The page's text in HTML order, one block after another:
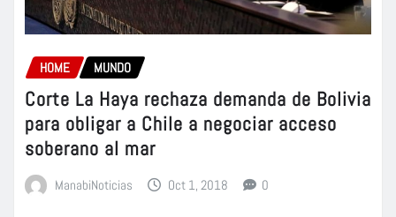
HOME MUNDO
Corte La Haya rechaza demanda de Bolivia
para obligar a Chile a negociar acceso
soberano al mar
ManabiNoticias Oct 1, 2018 0